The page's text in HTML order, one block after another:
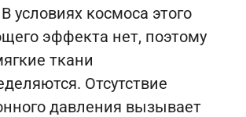
условиях космоса этого
эффекта нет, поэтому
ткани
Отсутствие
давления вызывает